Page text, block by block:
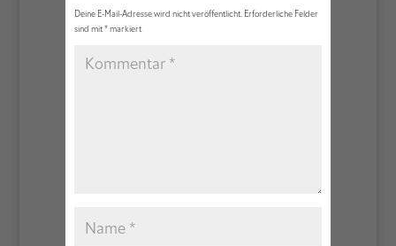
Deine E-Mail-Adresse wird nicht veröffentlicht. Erforderliche Felder
sind mit*markiert